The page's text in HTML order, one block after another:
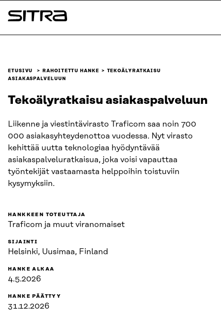
Siirry
suoraan
Sitra
ETUSIVU RAHOITETTU HANKE
TEKOÄLYRATKAISU
ASIAKASPALVELUUN
Tekoälyratkaisu asiakaspalveluun
Liikenne ja viestintävirasto Traficom saa noin 700
000 asiakasyhteydenottoa vuodessa. Nyt virasto
kehittää uutta teknologiaa hyödyntävää
asiakaspalveluratkaisua, joka voisi vapauttaa
työntekijät vastaamasta helppoihin toistuviin
kysymyksiin.
HANKKEEN TOTEUTTAJA
Traficom ja muut viranomaiset
SIJAINTI
Helsinki, Uusimaa, Finland
HANKE ALKAA
4.5.2026
HANKE PÄÄTTYY
31.12.2026